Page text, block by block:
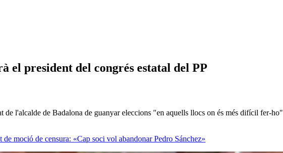
el president del congrés estatal del PP
de l'alcalde de Badalona de guanyar eleccions "en aquells llocs on és més difícil fer-ho"
de moció de censura: «Cap soci vol abandonar Pedro Sánchez»